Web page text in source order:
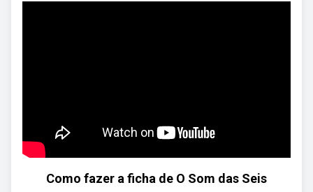
Como fazer a ficha de O Som das Seis